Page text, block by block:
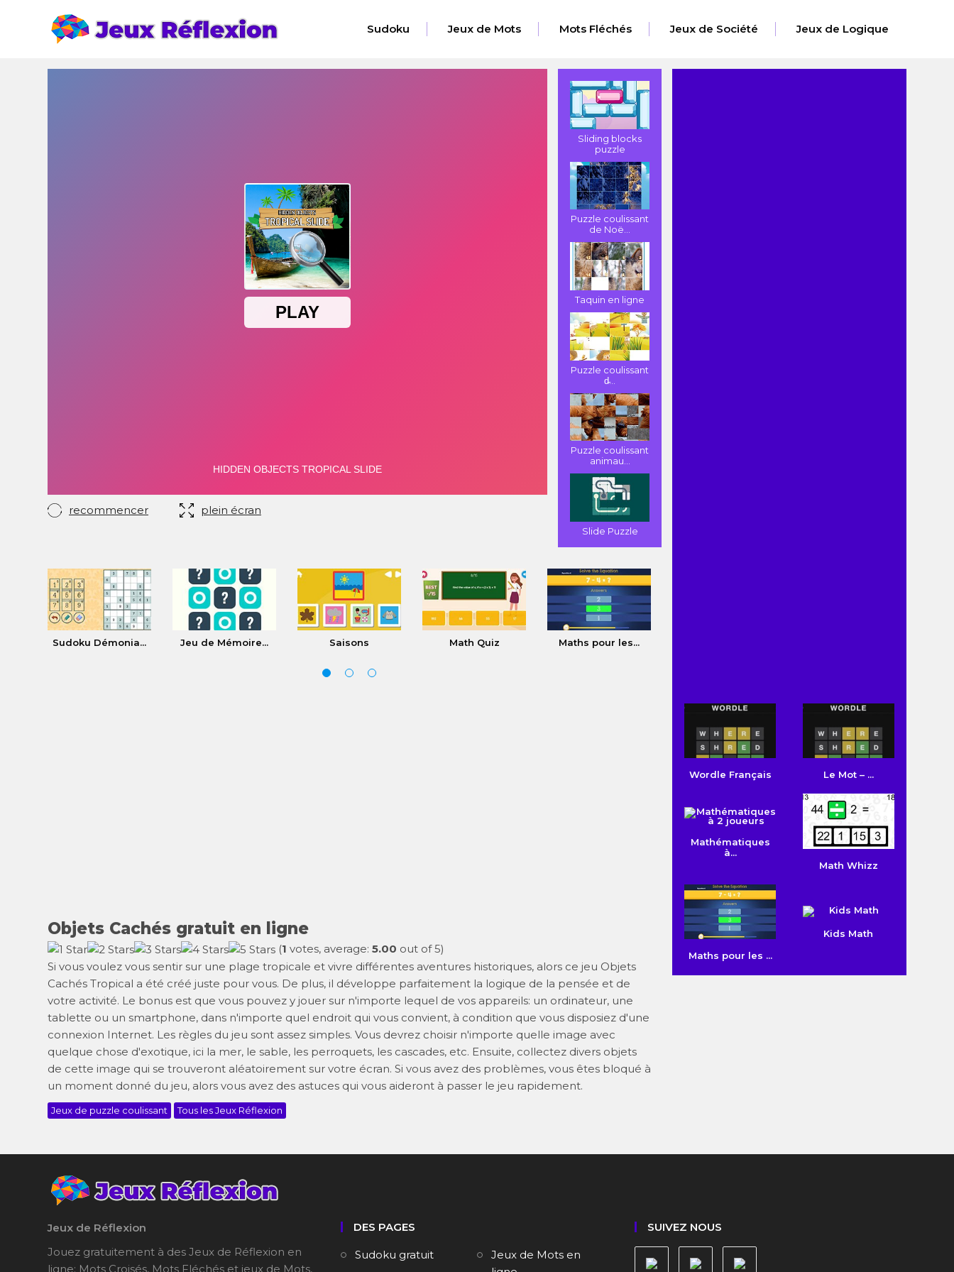
Sudoku Jeux de Mots Mots Fléchés Jeux de Société Jeux de Logique
recommencer plein écran
Sliding blocks
puzzle
Puzzle coulissant
de Noë...
Taquin en ligne
Puzzle coulissant
d̵...
Puzzle coulissant
animau...
Slide Puzzle
Sudoku Démonia... Jeu de Mémoire... Saisons Math Quiz Maths pour les...
Objets Cachés gratuit en ligne
(1 votes, average: 5.00 out of 5)
Si vous voulez vous sentir sur une plage tropicale et vivre différentes aventures historiques, alors ce jeu Objets
Cachés Tropical a été créé juste pour vous. De plus, il développe parfaitement la logique de la pensée et de
votre activité. Le bonus est que vous pouvez y jouer sur n'importe lequel de vos appareils: un ordinateur, une
tablette ou un smartphone, dans n'importe quel endroit qui vous convient, à condition que vous disposiez d'une
connexion Internet. Les règles du jeu sont assez simples. Vous devrez choisir n'importe quelle image avec
quelque chose d'exotique, ici la mer, le sable, les perroquets, les cascades, etc. Ensuite, collectez divers objets
de cette image qui se trouveront aléatoirement sur votre écran. Si vous avez des problèmes, vous êtes bloqué à
un moment donné du jeu, alors vous avez des astuces qui vous aideront à passer le jeu rapidement.
Jeux de puzzle coulissant Tous les Jeux Réflexion
Wordle Français Le Mot – ...
Mathématiques
à...
Math Whizz
Maths pour les ...
Kids Math
Jeux de Réflexion
Jouez gratuitement à des Jeux de Réflexion en
ligne: Mots Croisés, Mots Fléchés et jeux de Mots,
DES PAGES
Sudoku gratuit
Jeux de Mots en
SUIVEZ NOUS